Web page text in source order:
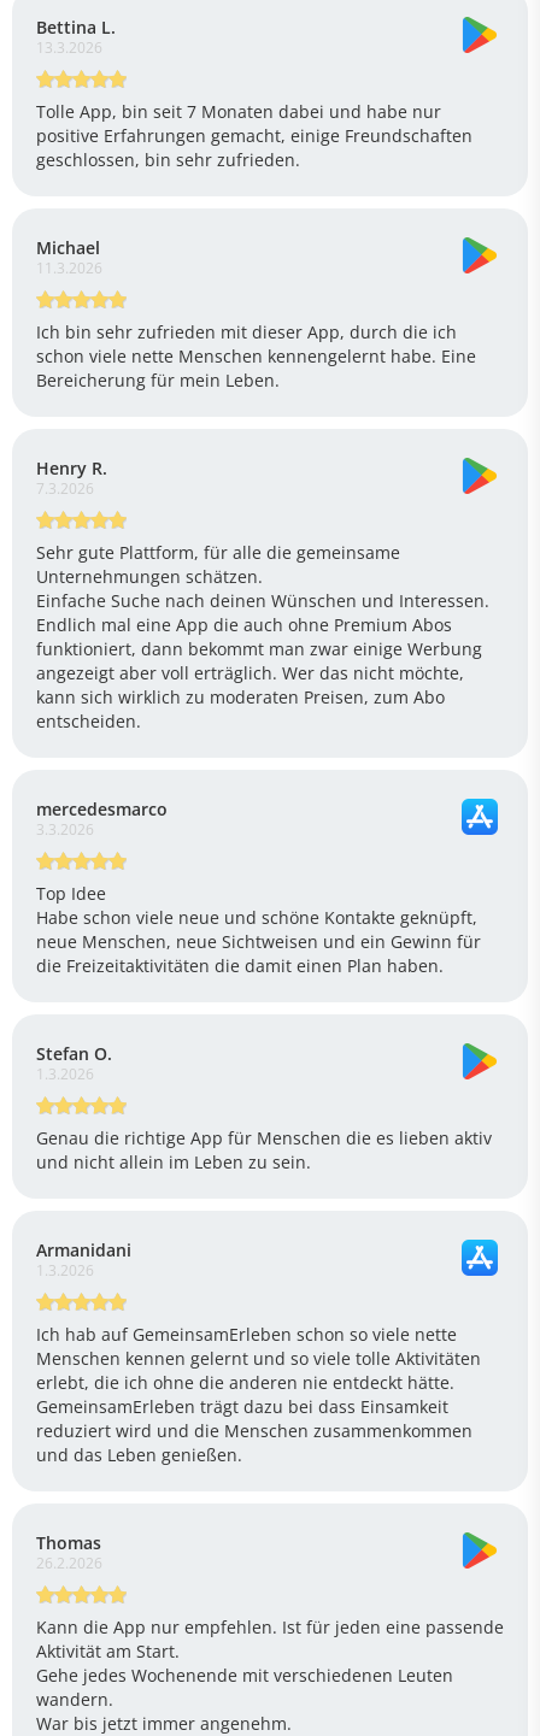
Bettina L.
13.3.2026
Tolle App, bin seit 7 Monaten dabei und habe nur
positive Erfahrungen gemacht, einige Freundschaften
geschlossen, bin sehr zufrieden.
Michael
11.3.2026
Ich bin sehr zufrieden mit dieser App, durch die ich
schon viele nette Menschen kennengelernt habe. Eine
Bereicherung für mein Leben.
Henry R.
7.3.2026
Sehr gute Plattform, für alle die gemeinsame
Unternehmungen schätzen.
Einfache Suche nach deinen Wünschen und Interessen.
Endlich mal eine App die auch ohne Premium Abos
funktioniert, dann bekommt man zwar einige Werbung
angezeigt aber voll erträglich. Wer das nicht möchte,
kann sich wirklich zu moderaten Preisen, zum Abo
entscheiden.
mercedesmarco
3.3.2026
Top Idee
Habe schon viele neue und schöne Kontakte geknüpft,
neue Menschen, neue Sichtweisen und ein Gewinn für
die Freizeitaktivitäten die damit einen Plan haben.
Stefan O.
1.3.2026
Genau die richtige App für Menschen die es lieben aktiv
und nicht allein im Leben zu sein.
Armanidani
1.3.2026
Ich hab auf GemeinsamErleben schon so viele nette
Menschen kennen gelernt und so viele tolle Aktivitäten
erlebt, die ich ohne die anderen nie entdeckt hätte.
GemeinsamErleben trägt dazu bei dass Einsamkeit
reduziert wird und die Menschen zusammenkommen
und das Leben genießen.
Thomas
26.2.2026
Kann die App nur empfehlen. Ist für jeden eine passende
Aktivität am Start.
Gehe jedes Wochenende mit verschiedenen Leuten
wandern.
War bis jetzt immer angenehm.